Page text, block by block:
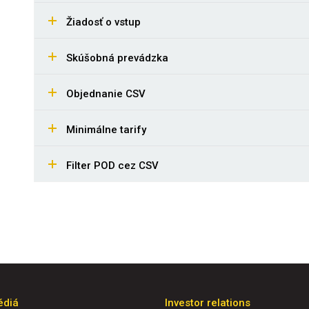
Žiadosť o vstup
Skúšobná prevádzka
Objednanie CSV
Minimálne tarify
Filter POD cez CSV
Investor relations